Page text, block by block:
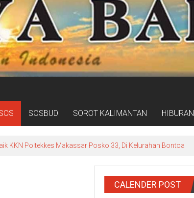
SOSBUD SOROT KALIMANTAN HIBURAN
KKN Poltekkes Makassar Posko 33, Di Kelurahan Bontoa
CALENDER POST